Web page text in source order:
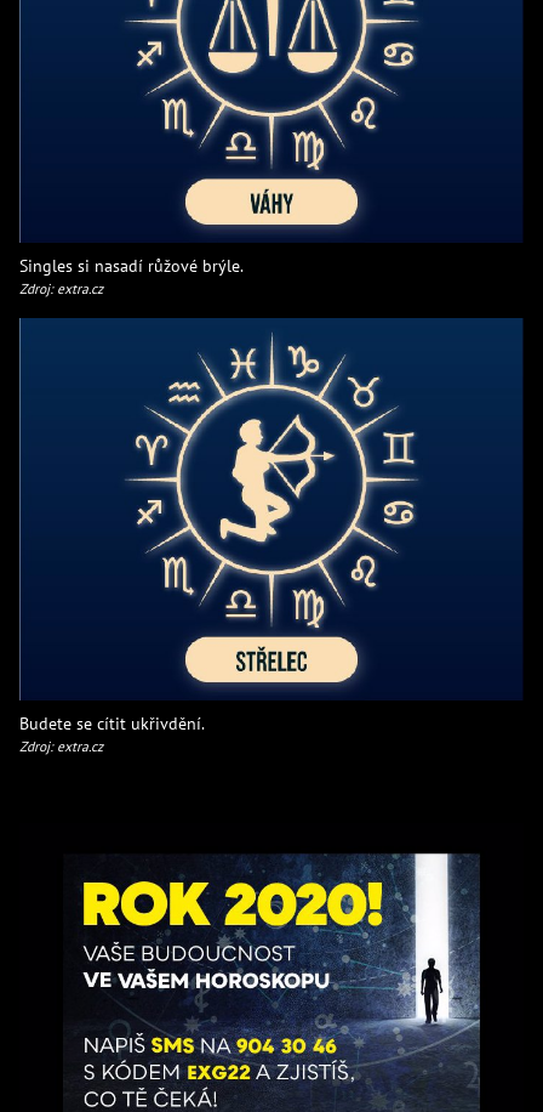
Singles si nasadí růžové brýle.
Zdroj: extra.cz
Budete se cítit ukřivdění.
Zdroj: extra.cz